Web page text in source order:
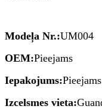
Modeļa Nr.:UM004
OEM:Pieejams
Iepakojums:Pieejams
Izcelsmes vieta: